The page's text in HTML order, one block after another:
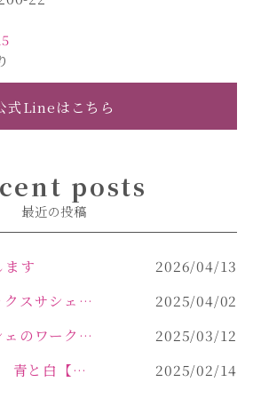
式Lineはこちら
posts
最近の投稿
ます
2026/04/13
大人気♡アロマワックスサシェ作り
2025/04/02
アロマワックスサシェのワークショップinPOLA中込原店 VOL.2
2025/03/12
GIFTハーバリウム 青と白【佐久市 ハーバリウム ギフト】
2025/02/14